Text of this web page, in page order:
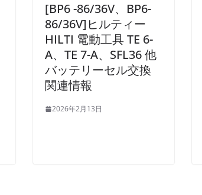
[BP6 -86/36V、BP6-
86/36V]ヒルティー
HILTI 電動工具 TE 6-
A、TE 7-A、SFL36 他
バッテリーセル交換
関連情報
2026年2月13日